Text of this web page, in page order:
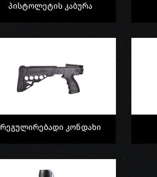
Პისტოლეტის Კაბურა
Რეგულირებადი Კონდახი